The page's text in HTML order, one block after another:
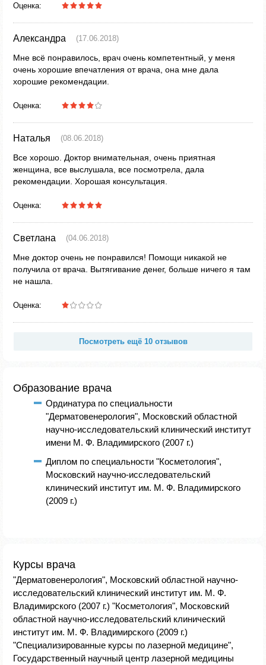
Оценка:
Александра (17.06.2018)
Мне всё понравилось, врач очень компетентный, у меня
очень хорошие впечатления от врача, она мне дала
хорошие рекомендации.
Оценка:
Наталья (08.06.2018)
Все хорошо. Доктор внимательная, очень приятная
женщина, все выслушала, все посмотрела, дала
рекомендации. Хорошая консультация.
Оценка:
Светлана (04.06.2018)
Мне доктор очень не понравился! Помощи никакой не
получила от врача. Вытягивание денег, больше ничего я там
не нашла.
Оценка:
Посмотреть ещё 10 отзывов
Образование врача
Ординатура по специальности
"Дерматовенерология", Московский областной
научно-исследовательский клинический институт
имени М. Ф. Владимирского (2007 г.)
Диплом по специальности "Косметология",
Московский научно-исследовательский
клинический институт им. М. Ф. Владимирского
(2009 г.)
Курсы врача
"Дерматовенерология", Московский областной научно-
исследовательский клинический институт им. М. Ф.
Владимирского (2007 г.) "Косметология", Московский
областной научно-исследовательский клинический
институт им. М. Ф. Владимирского (2009 г.)
"Специализированные курсы по лазерной медицине",
Государственный научный центр лазерной медицины